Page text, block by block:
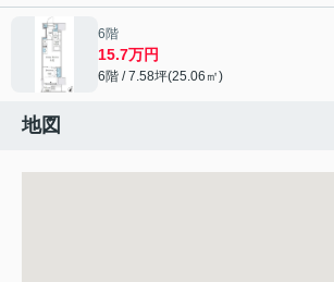
6階
15.7万円
6階 / 7.58坪(25.06㎡)
地図